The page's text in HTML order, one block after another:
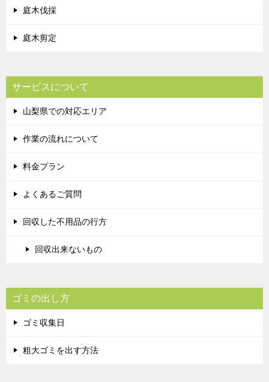
庭木伐採
庭木剪定
サービスについて
山梨県での対応エリア
作業の流れについて
料金プラン
よくあるご質問
回収した不用品の行方
回収出来ないもの
ゴミの出し方
ゴミ収集日
粗大ゴミを出す方法